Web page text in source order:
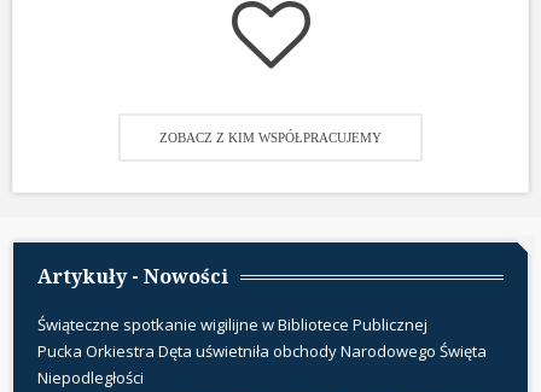
ZOBACZ Z KIM WSPÓŁPRACUJEMY
Artykuły - Nowości
Świąteczne spotkanie wigilijne w Bibliotece Publicznej
Pucka Orkiestra Dęta uświetniła obchody Narodowego Święta
Niepodległości